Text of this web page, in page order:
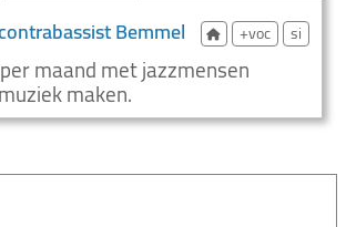
Bemmel +voc si
maand met jazzmensen
maken.